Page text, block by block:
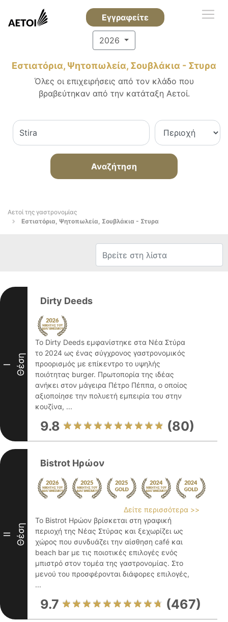
Εγγραφείτε
2026
Εστιατόρια, Ψητοπωλεία, Σουβλάκια - Στυρα
Όλες οι επιχειρήσεις από τον κλάδο που
βραβεύτηκαν από την κατάταξη Αετοί.
Αναζήτηση
Αετοί της γαστρονομίας
Εστιατόρια, Ψητοπωλεία, Σουβλάκια - Στυρα
I Θέση
Dirty Deeds
Το Dirty Deeds εμφανίστηκε στα Νέα Στύρα
το 2024 ως ένας σύγχρονος γαστρονομικός
προορισμός με επίκεντρο το υψηλής
ποιότητας burger. Πρωτοπορία της ιδέας
ανήκει στον μάγειρα Πέτρο Πέππα, ο οποίος
αξιοποίησε την πολυετή εμπειρία του στην
κουζίνα, ...
9.8 (80)
II Θέση
Bistrot Ηρώον
Δείτε περισσότερα >>
Το Bistrot Ηρώον βρίσκεται στη γραφική
περιοχή της Νέας Στύρας και ξεχωρίζει ως
χώρος που συνδυάζει την αίσθηση café και
beach bar με τις ποιοτικές επιλογές ενός
μπιστρό στον τομέα της γαστρονομίας. Στο
μενού του προσφέρονται διάφορες επιλογές,
...
9.7 (467)